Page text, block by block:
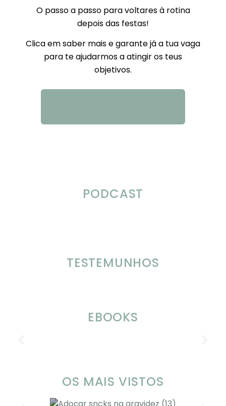
O passo a passo para voltares à rotina
depois das festas!
Clica em saber mais e garante já a tua vaga
para te ajudarmos a atingir os teus
objetivos.
PODCAST
TESTEMUNHOS
EBOOKS
OS MAIS VISTOS